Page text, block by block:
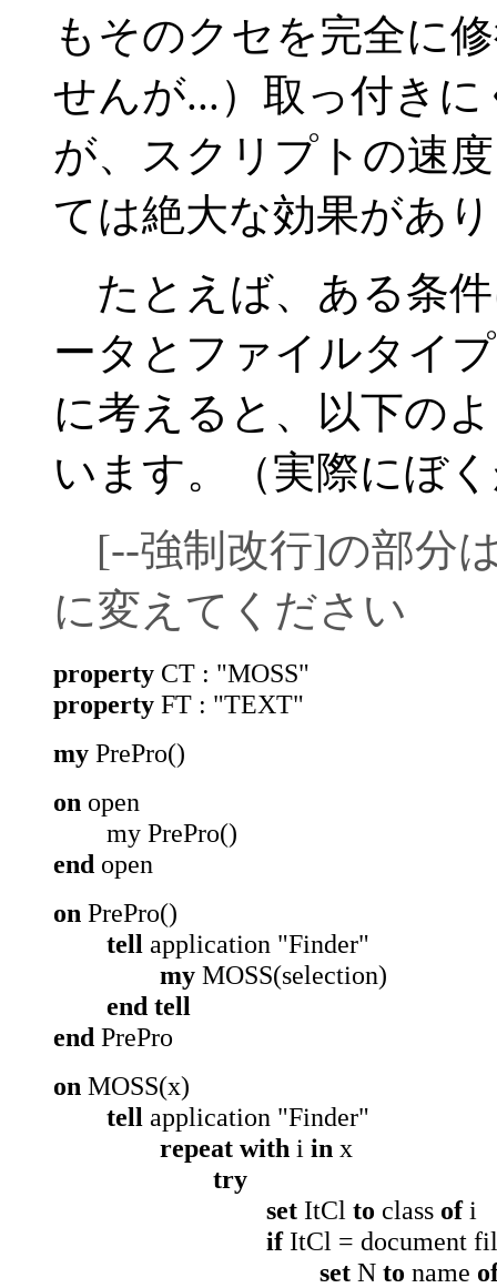
もそのクセを完全に
せんが...）取っ付き
が、スクリプトの速
ては絶大な効果があ
たとえば、ある条
ータとファイルタイ
に考えると、以下の
います。（実際にぼ
[--強制改行]の部分
に変えてください
property CT : "MOSS"
property FT : "TEXT"
my PrePro()
on open
my PrePro()
end open
on PrePro()
tell application "Finder"
my MOSS(selection)
end tell
end PrePro
on MOSS(x)
tell application "Finder"
repeat with i in x
try
set ItCl to class ofi
ifItCl = document
set N to name